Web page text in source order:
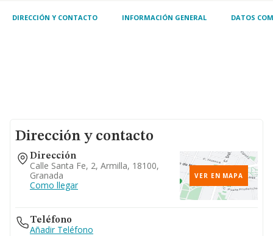
DIRECCIÓN Y CONTACTO INFORMACIÓN GENERAL DATOS
Dirección y contacto
Dirección
Calle Santa Fe, 2, Armilla, 18100,
Granada
Como llegar
VER EN MAPA
Teléfono
Añadir Teléfono